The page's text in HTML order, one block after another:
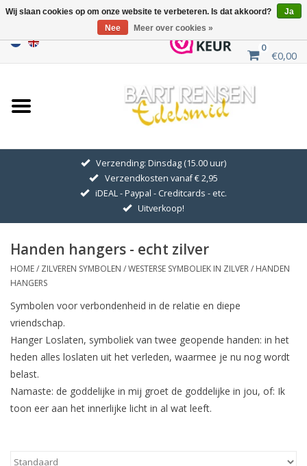
0
€0,00
Home
Uitverkoop
GOUDEN SYMBOLEN
Hanger Kettingen
Oorhangers
Blog
Verzending: Dinsdag (15.00 uur)
Verzendkosten vanaf € 2,95
iDEAL - Paypal - Creditcards - etc.
Uitverkoop!
Handen hangers - echt zilver
HOME/ ZILVEREN SYMBOLEN /WESTERSE SYMBOLIEK IN ZILVER/ HANDEN
HANGERS
Symbolen voor verbondenheid in de relatie en diepe
vriendschap.
Hanger Loslaten, symboliek van twee geopende handen: in het
heden alles loslaten uit het verleden, waarmee je nu nog wordt
belast.
Namaste: de goddelijke in mij groet de goddelijke in jou, of: Ik
toon eer aan het innerlijke licht in al wat leeft.
Wij slaan cookies op om onze website te verbeteren. Is dat akkoord?
Ja
Nee
Meer over cookies »